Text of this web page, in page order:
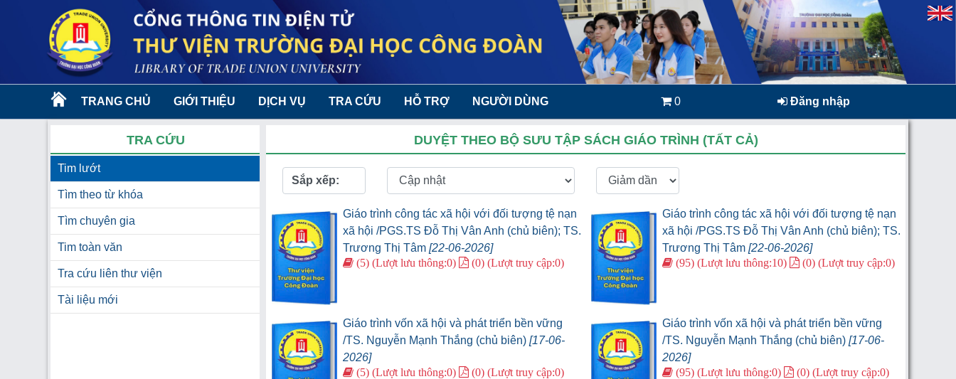
TRANG CHỦ GIỚI THIỆU DỊCH VỤ TRA CỨU HỖ TRỢ NGƯỜI DÙNG 0 Đăng nhập
TRA CỨU
Tim lướt
Tìm theo từ khóa
Tìm chuyên gia
Tim toàn văn
Tra cứu liên thư viện
Tài liệu mới
DUYỆT THEO BỘ SƯU TẬP SÁCH GIÁO TRÌNH (TẤT CẢ)
Sắp xếp:
Giáo trình công tác xã hội với đối tượng tệ nạn
xã hội /PGS.TS Đỗ Thị Vân Anh (chủ biên); TS.
Trương Thị Tâm[22-06-2026]
(5) (Lượt lưu thông:0) (0) (Lượt truy cập:0)
Giáo trình công tác xã hội với đối tượng tệ nạn
xã hội /PGS.TS Đỗ Thị Vân Anh (chủ biên); TS.
Trương Thị Tâm [22-06-2026]
(95) (Lượt lưu thông:10) (0) (Lượt truy cập:0)
Giáo trình vốn xã hội và phát triển bền vững
/TS. Nguyễn Mạnh Thắng (chủ biên)[17-06-
2026]
(5) (Lượt lưu thông:0) (0) (Lượt truy cập:0)
Giáo trình vốn xã hội và phát triển bền vững
/TS. Nguyễn Mạnh Thắng (chủ biên) [17-06-
2026]
(95) (Lượt lưu thông:0) (0) (Lượt truy cập:0)